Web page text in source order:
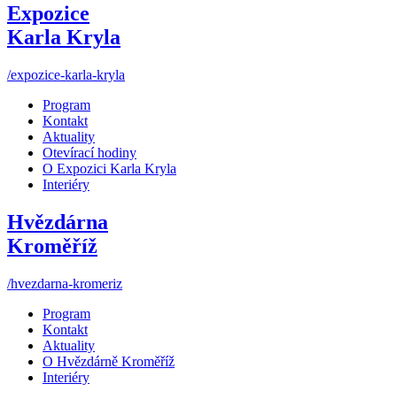
Expozice
Karla Kryla
/expozice-karla-kryla
Program
Kontakt
Aktuality
Otevírací hodiny
O Expozici Karla Kryla
Interiéry
Hvězdárna
Kroměříž
/hvezdarna-kromeriz
Program
Kontakt
Aktuality
O Hvězdárně Kroměříž
Interiéry